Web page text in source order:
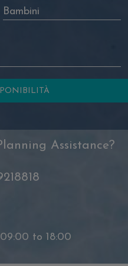
Assistance?
to 18:00